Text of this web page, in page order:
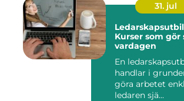
31. jul
Kurser som gör
vardagen
En
handlar i
göra arbetet
ledaren sjä...